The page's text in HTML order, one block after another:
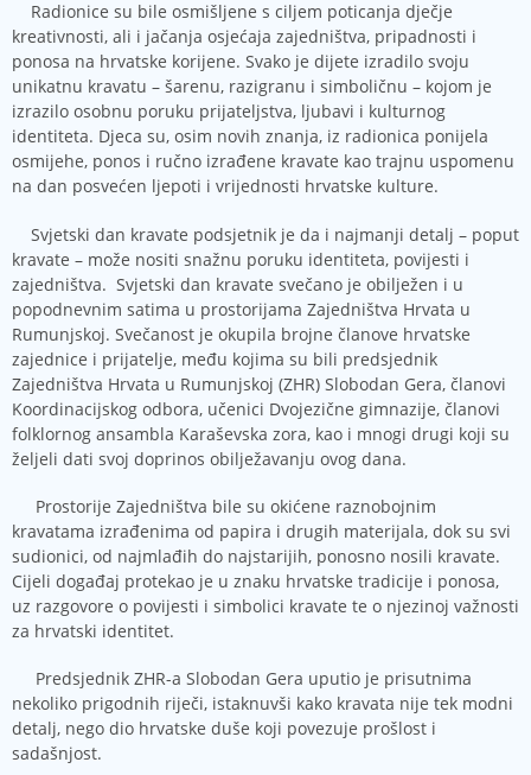
Radionice su bile osmišljene s ciljem poticanja dječje
kreativnosti, ali i jačanja osjećaja zajedništva, pripadnosti i
ponosa na hrvatske korijene. Svako je dijete izradilo svoju
unikatnu kravatu – šarenu, razigranu i simboličnu – kojom je
izrazilo osobnu poruku prijateljstva, ljubavi i kulturnog
identiteta. Djeca su, osim novih znanja, iz radionica ponijela
osmijehe, ponos i ručno izrađene kravate kao trajnu uspomenu
na dan posvećen ljepoti i vrijednosti hrvatske kulture.
Svjetski dan kravate podsjetnik je da i najmanji detalj – poput
kravate – može nositi snažnu poruku identiteta, povijesti i
zajedništva. Svjetski dan kravate svečano je obilježen i u
popodnevnim satima u prostorijama Zajedništva Hrvata u
Rumunjskoj. Svečanost je okupila brojne članove hrvatske
zajednice i prijatelje, među kojima su bili predsjednik
Zajedništva Hrvata u Rumunjskoj (ZHR) Slobodan Gera, članovi
Koordinacijskog odbora, učenici Dvojezične gimnazije, članovi
folklornog ansambla Karaševska zora, kao i mnogi drugi koji su
željeli dati svoj doprinos obilježavanju ovog dana.
Prostorije Zajedništva bile su okićene raznobojnim
kravatama izrađenima od papira i drugih materijala, dok su svi
sudionici, od najmlađih do najstarijih, ponosno nosili kravate.
Cijeli događaj protekao je u znaku hrvatske tradicije i ponosa,
uz razgovore o povijesti i simbolici kravate te o njezinoj važnosti
za hrvatski identitet.
Predsjednik ZHR-a Slobodan Gera uputio je prisutnima
nekoliko prigodnih riječi, istaknuvši kako kravata nije tek modni
detalj, nego dio hrvatske duše koji povezuje prošlost i
sadašnjost.